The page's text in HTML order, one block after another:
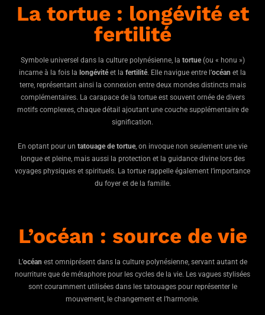
La tortue : longévité et
fertilité
Symbole universel dans la culture polynésienne, la tortue(ou « honu »)
incarne à la fois la longévitéet la fertilité. Elle navigue entre l’océan et la
terre, représentant ainsi la connexion entre deux mondes distincts mais
complémentaires. La carapace de la tortue est souvent ornée de divers
motifs complexes, chaque détail ajoutant une couche supplémentaire de
signification.
En optant pour un tatouage de tortue, on invoque non seulement une vie
longue et pleine, mais aussi la protection et la guidance divine lors des
voyages physiques et spirituels. La tortue rappelle également l’importance
du foyer et de la famille.
L’océan : source de vie
L’océan est omniprésent dans la culture polynésienne, servant autant de
nourriture que de métaphore pour les cycles de la vie. Les vagues stylisées
sont couramment utilisées dans les tatouages pour représenter le
mouvement, le changement et l’harmonie.